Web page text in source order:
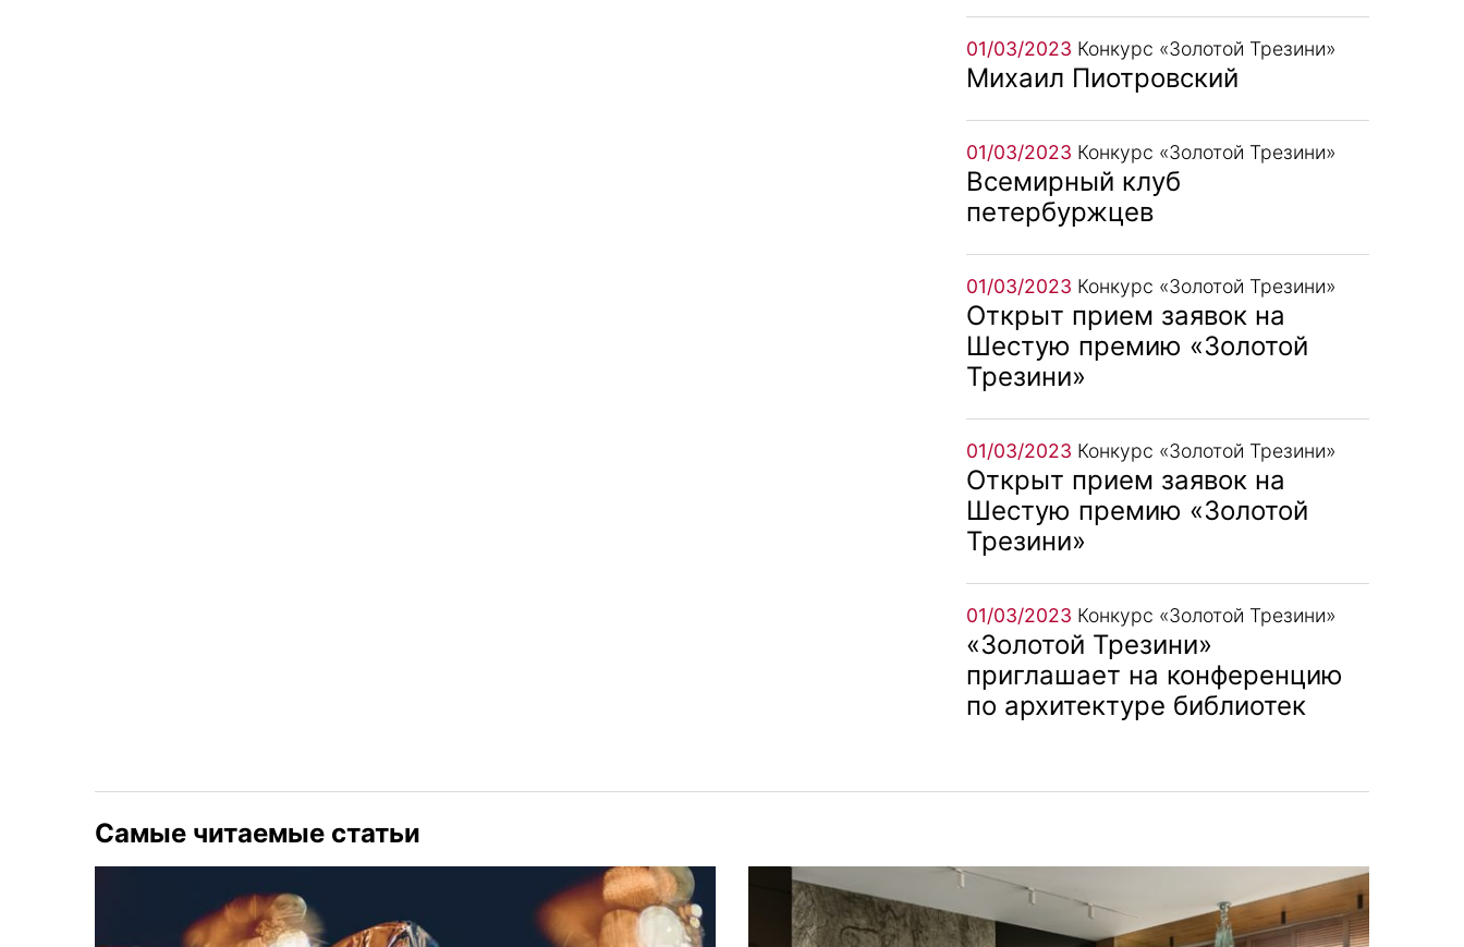
01/03/2023 Конкурс «Золотой Трезини»
Михаил Пиотровский
01/03/2023 Конкурс «Золотой Трезини»
Всемирный клуб
петербуржцев
01/03/2023 Конкурс «Золотой Трезини»
Открыт прием заявок на
Шестую премию «Золотой
Трезини»
01/03/2023 Конкурс «Золотой Трезини»
Открыт прием заявок на
Шестую премию «Золотой
Трезини»
01/03/2023 Конкурс «Золотой Трезини»
«Золотой Трезини»
приглашает на конференцию
по архитектуре библиотек
Самые читаемые статьи